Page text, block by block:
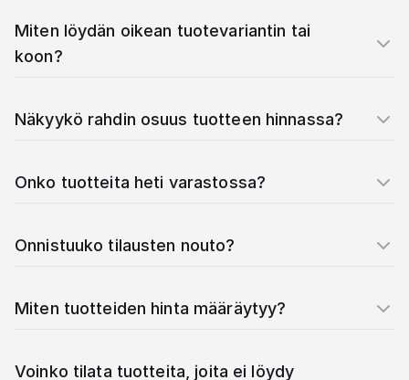
Miten löydän oikean tuotevariantin tai
koon?
Näkyykö rahdin osuus tuotteen hinnassa?
Onko tuotteita heti varastossa?
Onnistuuko tilausten nouto?
Miten tuotteiden hinta määräytyy?
Voinko tilata tuotteita, joita ei löydy